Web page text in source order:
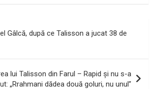
Gâlcă, după ce Talisson a jucat 38 de
lui Talisson din Farul – Rapid și nu s-a
„Rrahmani dădea două goluri, nu unul”